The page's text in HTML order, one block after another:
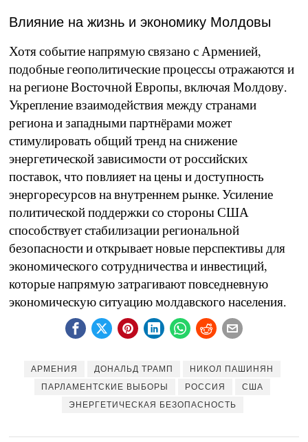
Влияние на жизнь и экономику Молдовы
Хотя событие напрямую связано с Арменией,
подобные геополитические процессы отражаются и
на регионе Восточной Европы, включая Молдову.
Укрепление взаимодействия между странами
региона и западными партнёрами может
стимулировать общий тренд на снижение
энергетической зависимости от российских
поставок, что повлияет на цены и доступность
энергоресурсов на внутреннем рынке. Усиление
политической поддержки со стороны США
способствует стабилизации региональной
безопасности и открывает новые перспективы для
экономического сотрудничества и инвестиций,
которые напрямую затрагивают повседневную
экономическую ситуацию молдавского населения.
АРМЕНИЯ ДОНАЛЬД ТРАМП
НИКОЛ ПАШИНЯН
ПАРЛАМЕНТСКИЕ ВЫБОРЫ
РОССИЯ
США
ЭНЕРГЕТИЧЕСКАЯ БЕЗОПАСНОСТЬ